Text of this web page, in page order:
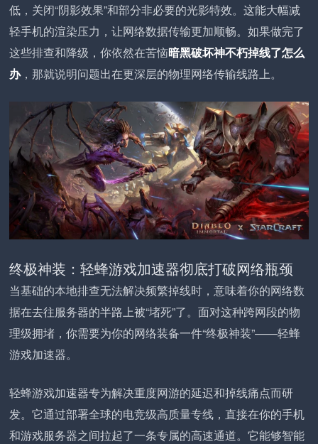
低，关闭“阴影效果”和部分非必要的光影特效。这能大幅减
轻手机的渲染压力，让网络数据传输更加顺畅。如果做完了
这些排查和降级，你依然在苦恼暗黑破坏神不朽掉线了怎么
办，那就说明问题出在更深层的物理网络传输线路上。
终极神装：轻蜂游戏加速器彻底打破网络瓶颈
当基础的本地排查无法解决频繁掉线时，意味着你的网络数
据在去往服务器的半路上被“堵死”了。面对这种跨网段的物
理级拥堵，你需要为你的网络装备一件“终极神装”——轻蜂
游戏加速器。
轻蜂游戏加速器专为解决重度网游的延迟和掉线痛点而研
发。它通过部署全球的电竞级高质量专线，直接在你的手机
和游戏服务器之间拉起了一条专属的高速通道。它能够智能